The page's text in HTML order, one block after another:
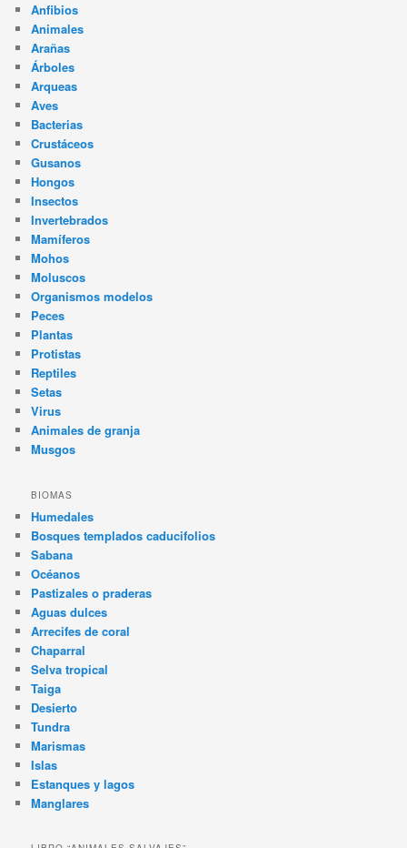
Anfibios
Animales
Arañas
Árboles
Arqueas
Aves
Bacterias
Crustáceos
Gusanos
Hongos
Insectos
Invertebrados
Mamíferos
Mohos
Moluscos
Organismos modelos
Peces
Plantas
Protistas
Reptiles
Setas
Virus
Animales de granja
Musgos
BIOMAS
Humedales
Bosques templados caducifolios
Sabana
Océanos
Pastizales o praderas
Aguas dulces
Arrecifes de coral
Chaparral
Selva tropical
Taiga
Desierto
Tundra
Marismas
Islas
Estanques y lagos
Manglares